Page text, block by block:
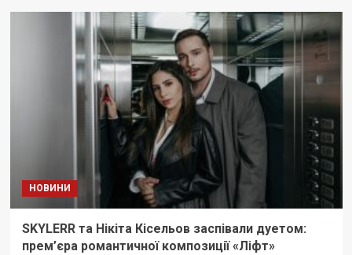
НОВИНИ
SKYLERR та Нікіта Кісельов заспівали дуетом:
прем’єра романтичної композиції «Ліфт»